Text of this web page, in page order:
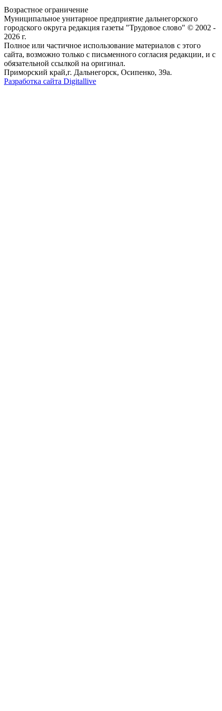
Возрастное ограничение
Муниципальное унитарное предприятие дальнегорского
городского округа редакция газеты "Трудовое слово" © 2002 -
2026 г.
Полное или частичное использование материалов с этого
сайта, возможно только с письменного согласия редакции, и с
обязательной ссылкой на оригинал.
Приморский край,г. Дальнегорск, Осипенко, 39а.
Разработка сайта Digitallive